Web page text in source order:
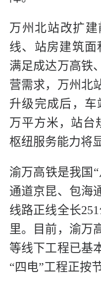
万州北站改扩
线、站房建筑面
满足成达万高铁
营需求，万州北
升级完成后，车
万平方米，站台
枢纽服务能力将
渝万高铁是我国
通道京昆、包海
线路正线全长
里。目前，渝万
等线下工程已基
“四电”工程正按